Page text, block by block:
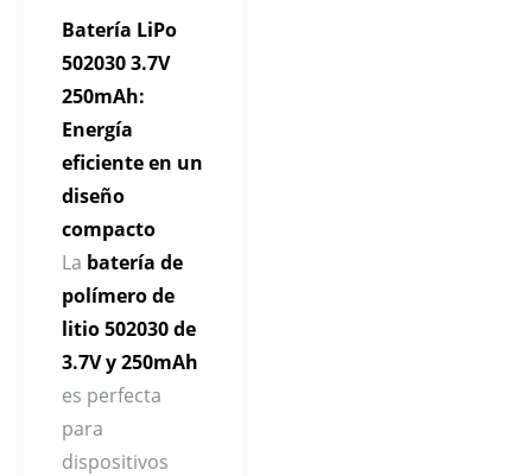
Batería LiPo
502030 3.7V
250mAh:
Energía
eficiente en un
diseño
compacto
La batería de
polímero de
litio 502030 de
3.7V y 250mAh
es perfecta
para
dispositivos